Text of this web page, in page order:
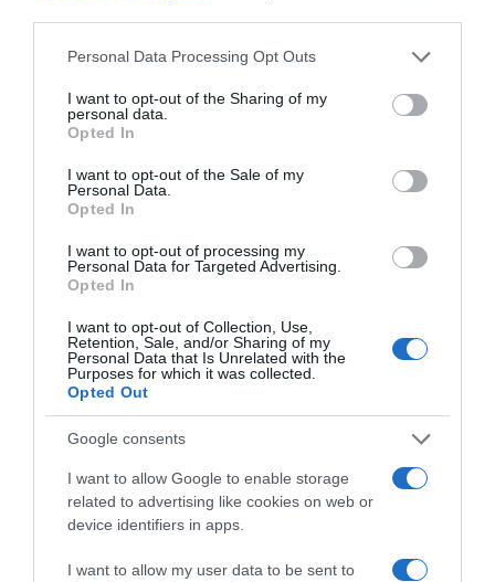
Please note that this website/app uses one or more Google
not limited to your visit or usage behaviour. You may click to
grant or deny consent to Google and its third-party tags to
use your data for below specified purposes in below Google
consent section.
Personal Data Processing Opt Outs
I want to opt-out of the Sharing of my
personal data.
Opted In
I want to opt-out of the Sale of my
Personal Data.
Opted In
I want to opt-out of processing my
Personal Data for Targeted Advertising.
Opted In
I want to opt-out of Collection, Use,
Retention, Sale, and/or Sharing of my
Personal Data that Is Unrelated with the
Purposes for which it was collected.
Opted Out
Google consents
I want to allow Google to enable storage
related to advertising like cookies on web or
device identifiers in apps.
I want to allow my user data to be sent to
ΕΛΛΑΔΑ
“Αδέσποτα κορμιά”: Αντιφασιστική
συγκέντρωση έξω από το “Ολύμπιον” παρά
την απαγόρευση της ΕΛΑΣ
Στο πλαίσιο της προβολής του ντοκιμαντέρ
«Αδέσποτα Κορμιά» που έχει προκαλέσει σφοδρές
αντιδράσεις
12.03.2024 - 21:41